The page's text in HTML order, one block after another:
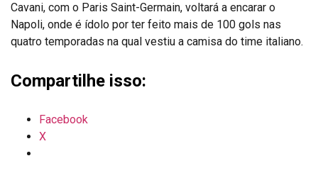
Cavani, com o Paris Saint-Germain, voltará a encarar o
Napoli, onde é ídolo por ter feito mais de 100 gols nas
quatro temporadas na qual vestiu a camisa do time italiano.
Compartilhe isso:
Facebook
X